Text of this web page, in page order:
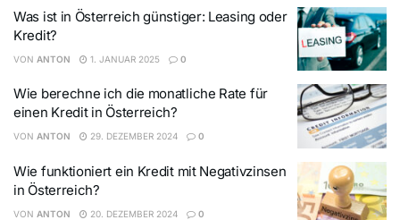
Was ist in Österreich günstiger: Leasing oder
Kredit?
VON ANTON 1. JANUAR 2025 0
Wie berechne ich die monatliche Rate für
einen Kredit in Österreich?
VON ANTON 29. DEZEMBER 2024 0
Wie funktioniert ein Kredit mit Negativzinsen
in Österreich?
VON ANTON 20. DEZEMBER 2024 0